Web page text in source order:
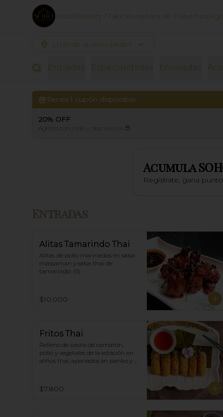
InicioDelivery / Take AwayÁrea de Cobertura
¿Dónde quieres pedir?
Entradas Especialidades Ensaladas
Tienes 1 cupón disponible
20% OFF
Agosto con todo y descuentos 😎
Acumula
Regístrate, gana
Entradas
Alitas Tamarindo Thai
Alitas de pollo marinadas en salsa
massaman y salsa thai de
tamarindo. (5)
$10.000
Fritos Thai
Relleno de pasta de camarón,
pollo y vegetales de la estación en
aliños thai, apanados en panko y
$7.800